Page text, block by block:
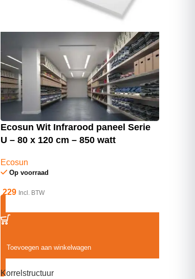
Ecosun Wit Infrarood paneel Serie
U – 80 x 120 cm – 850 watt
Ecosun
Op voorraad
229 Incl. BTW
Toevoegen aan winkelwagen
Korrelstructuur